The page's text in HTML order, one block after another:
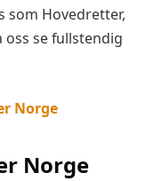
som Hovedretter,
oss se fullstendig
Norge
Norge